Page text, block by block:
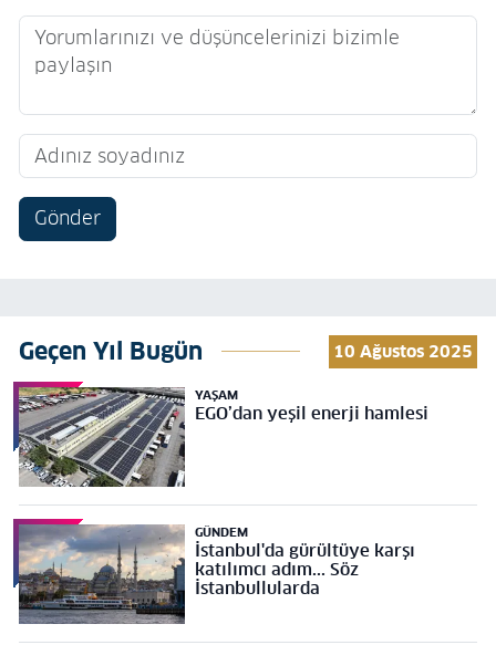
Gönder
Geçen Yıl Bugün 10 Ağustos 2025
YAŞAM
EGO’dan yeşil enerji hamlesi
GÜNDEM
İstanbul'da gürültüye karşı
katılımcı adım... Söz
İstanbullularda